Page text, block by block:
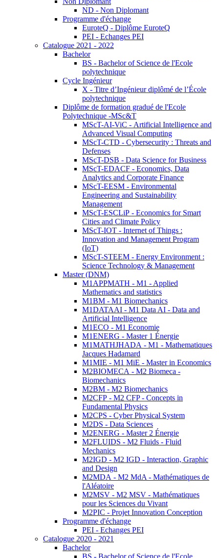
ND - Non Diplomant
Programme d'échange
EuroteQ - Diplôme EuroteQ
PEI - Echanges PEI
Catalogue 2021 - 2022
Bachelor
BS - Bachelor of Science de l'Ecole
polytechnique
Cycle Ingénieur
X - Titre d’Ingénieur diplômé de l’École
polytechnique
Diplôme de formation gradué de l'Ecole
Polytechnique -MSc&T
MScT-AI-ViC - Artificial Intelligence and
Advanced Visual Computing
MScT-CTD - Cybersecurity : Threats and
Defenses
MScT-DSB - Data Science for Business
MScT-EDACF - Economics, Data
Analytics and Corporate Finance
MScT-EESM - Environmental
Engineering and Sustainability
Management
MScT-ESCLiP - Economics for Smart
Cities and Climate Policy
MScT-IOT - Internet of Things :
Innovation and Management Program
(IoT)
MScT-STEEM - Energy Environment :
Science Technology & Management
Master (DNM)
M1APPMATH - M1 - Applied
Mathematics and statistics
M1BM - M1 Biomechanics
M1DATAAI - M1 Data AI - Data and
Artificial Intelligence
M1ECO - M1 Economie
M1ENERG - Master 1 Énergie
M1MATHJHADA - M1 - Mathematiques
Jacques Hadamard
M1MIE - M1 MiE - Master in Economics
M2BIOMECA - M2 Biomeca -
Biomechanics
M2BM - M2 Biomechanics
M2CFP - M2 CFP - Concepts in
Fundamental Physics
M2CPS - Cyber Physical System
M2DS - Data Sciences
M2ENERG - Master 2 Énergie
M2FLUIDS - M2 Fluids - Fluid
Mechanics
M2IGD - M2 IGD - Interaction, Graphic
and Design
M2MDA - M2 MdA - Mathématiques de
l'Aléatoire
M2MSV - M2 MSV - Mathématiques
pour les Sciences du Vivant
M2PIC - Projet Innovation Conception
Programme d'échange
PEI - Echanges PEI
Catalogue 2020 - 2021
Bachelor
BS - Bachelor of Science de l'Ecole